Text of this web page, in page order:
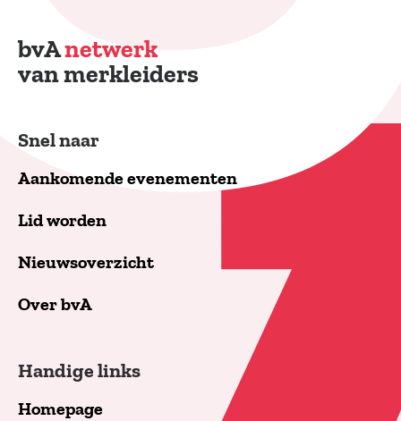
bvAnetwerk
van merkleiders
Snel naar
Aankomende evenementen
Lid worden
Nieuwsoverzicht
Over bvA
Handige links
Homepage